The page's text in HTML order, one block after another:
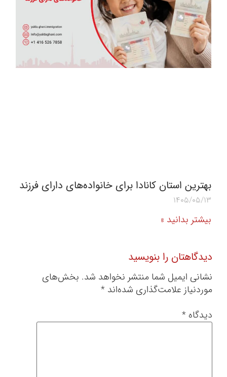
بهترین استان کانادا برای خانواده‌های دارای فرزند
1405/05/13
بیشتر بدانید »
دیدگاهتان را بنویسید
نشانی ایمیل شما منتشر نخواهد شد. بخش‌های
موردنیاز علامت‌گذاری شده‌اند*
دیدگاه*